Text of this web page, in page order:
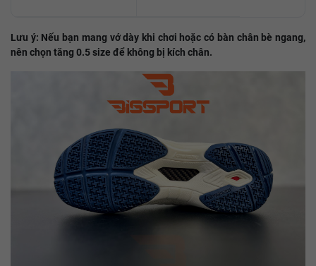
Lưu ý: Nếu bạn mang vớ dày khi chơi hoặc có bàn chân bè ngang,
nên chọn tăng 0.5 size để không bị kích chân.